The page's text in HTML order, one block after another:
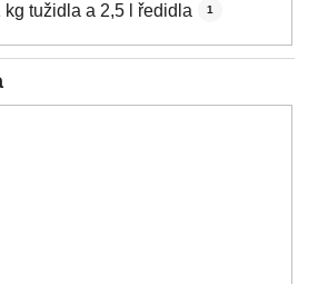
kg tužidla a 2,5 l ředidla 1